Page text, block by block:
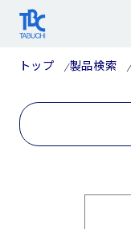
トップ 製品検索